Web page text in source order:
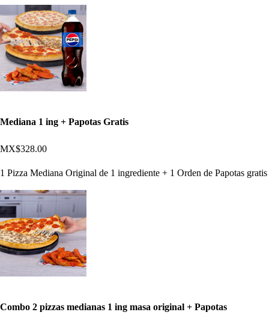
Mediana 1 ing + Papotas Gratis
MX$328.00
1 Pizza Mediana Original de 1 ingrediente + 1 Orden de Papotas gratis
Combo 2 pizzas medianas 1 ing masa original + Papotas